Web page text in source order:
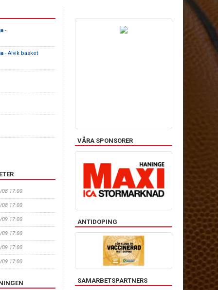
-
- Alvik basket
08 17:00
08 17:00
09 17:00
09 17:00
09 17:00
09 17:00
VÅRA SPONSORER
ANTIDOPING
SAMARBETSPARTNERS